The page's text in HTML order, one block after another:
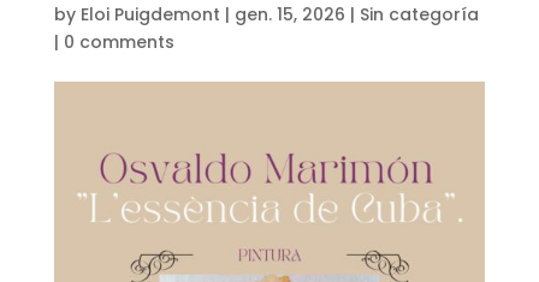
by Eloi Puigdemont | gen. 15, 2026 | Sin categoría
| 0 comments